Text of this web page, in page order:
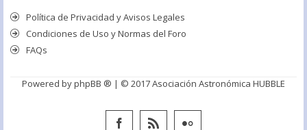
Política de Privacidad y Avisos Legales
Condiciones de Uso y Normas del Foro
FAQs
Powered byphpBB ® | © 2017 Asociación Astronómica HUBBLE